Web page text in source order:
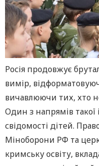
Росія продовжує
вимір,
вичавлюючи тих, хто
Один з напрямів такої
свідомості дітей.
Міноборони РФ та
кримську освіту,